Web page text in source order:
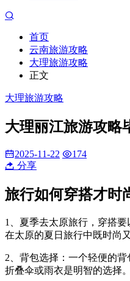
首页
云南旅游攻略
大理旅游攻略
正文
大理旅游攻略
大理丽江旅游攻略
2025-11-22
174
分享
旅行如何穿搭才时
1、夏季去太原旅行，穿搭
在太原的夏日旅行中既时尚
2、背包选择：一个轻便的
折叠伞或雨衣是明智的选择